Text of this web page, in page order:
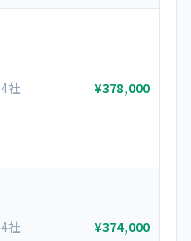
4社 ¥378,000
4社 ¥374,000